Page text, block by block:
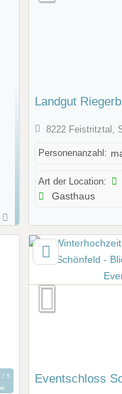
Landgut
8222 Feistritztal,
Personenanzahl:
Art der Location:
Gasthaus
Eventschloss